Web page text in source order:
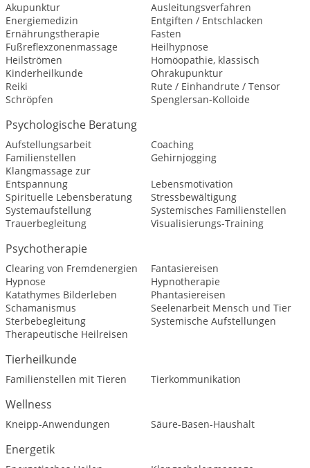
Akupunktur
Ausleitungsverfahren
Energiemedizin
Entgiften / Entschlacken
Ernährungstherapie
Fasten
Fußreflexzonenmassage
Heilhypnose
Heilströmen
Homöopathie, klassisch
Kinderheilkunde
Ohrakupunktur
Reiki
Rute / Einhandrute / Tensor
Schröpfen
Spenglersan-Kolloide
Psychologische Beratung
Aufstellungsarbeit
Coaching
Familienstellen
Gehirnjogging
Klangmassage zur
Entspannung
Lebensmotivation
Spirituelle Lebensberatung
Stressbewältigung
Systemaufstellung
Systemisches Familienstellen
Trauerbegleitung
Visualisierungs-Training
Psychotherapie
Clearing von Fremdenergien
Fantasiereisen
Hypnose
Hypnotherapie
Katathymes Bilderleben
Phantasiereisen
Schamanismus
Seelenarbeit Mensch und Tier
Sterbebegleitung
Systemische Aufstellungen
Therapeutische Heilreisen
Tierheilkunde
Familienstellen mit Tieren Tierkommunikation
Wellness
Kneipp-Anwendungen Säure-Basen-Haushalt
Energetik